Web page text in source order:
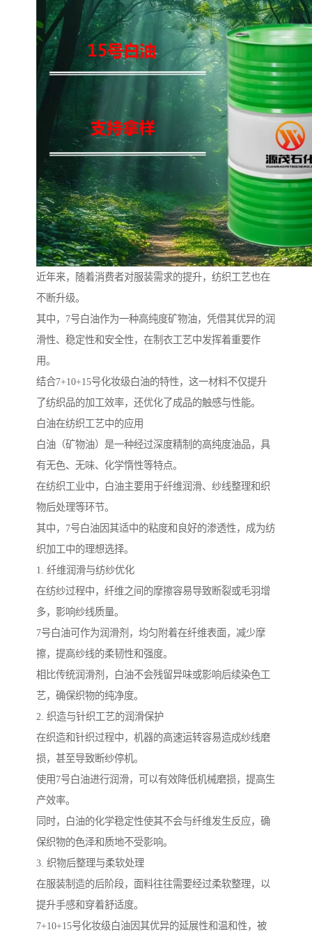
近年来，随着消费者对服装需求的提升，纺织工艺也在
不断升级。
其中，7号白油作为一种高纯度矿物油，凭借其优异的润
滑性、稳定性和安全性，在制衣工艺中发挥着重要作
用。
结合7+10+15号化妆级白油的特性，这一材料不仅提升
了纺织品的加工效率，还优化了成品的触感与性能。
白油在纺织工艺中的应用
白油（矿物油）是一种经过深度精制的高纯度油品，具
有无色、无味、化学惰性等特点。
在纺织工业中，白油主要用于纤维润滑、纱线整理和织
物后处理等环节。
其中，7号白油因其适中的粘度和良好的渗透性，成为纺
织加工中的理想选择。
1. 纤维润滑与纺纱优化
在纺纱过程中，纤维之间的摩擦容易导致断裂或毛羽增
多，影响纱线质量。
7号白油可作为润滑剂，均匀附着在纤维表面，减少摩
擦，提高纱线的柔韧性和强度。
相比传统润滑剂，白油不会残留异味或影响后续染色工
艺，确保织物的纯净度。
2. 织造与针织工艺的润滑保护
在织造和针织过程中，机器的高速运转容易造成纱线磨
损，甚至导致断纱停机。
使用7号白油进行润滑，可以有效降低机械磨损，提高生
产效率。
同时，白油的化学稳定性使其不会与纤维发生反应，确
保织物的色泽和质地不受影响。
3. 织物后整理与柔软处理
在服装制造的后阶段，面料往往需要经过柔软整理，以
提升手感和穿着舒适度。
7+10+15号化妆级白油因其优异的延展性和温和性，被